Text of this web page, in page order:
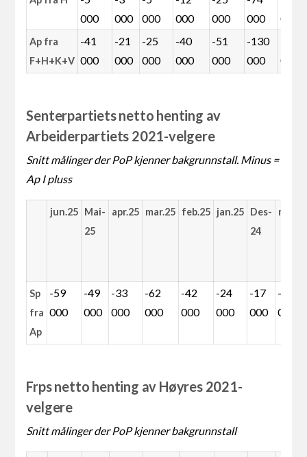
000
000
000
000
000
000
000
Ap fra
F+H+K+V
-41
000
-21
000
-25
000
-40
000
-51
000
-130
000
000
Senterpartiets netto henting av
Arbeiderpartiets 2021-velgere
Snitt målinger der PoP kjenner bakgrunnstall. Minus =
Ap I pluss
jun.25 Mai-
25
apr.25 mar.25 feb.25 jan.25 Des-
24
Sp
fra
Ap
-59
000
-49
000
-33
000
-62
000
-42
000
-24
000
-17
000
-11
000
Frps netto henting av Høyres 2021-
velgere
Snitt målinger der PoP kjenner bakgrunnstall